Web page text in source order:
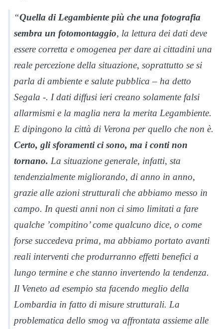
“Quella di Legambiente più che una fotografia
sembra un fotomontaggio, la lettura dei dati deve
essere corretta e omogenea per dare ai cittadini una
reale percezione della situazione, soprattutto se si
parla di ambiente e salute pubblica – ha detto
Segala -. I dati diffusi ieri creano solamente falsi
allarmismi e la maglia nera la merita Legambiente.
E dipingono la città di Verona per quello che non è.
Certo, gli sforamenti ci sono, ma i conti non
tornano. La situazione generale, infatti, sta
tendenzialmente migliorando, di anno in anno,
grazie alle azioni strutturali che abbiamo messo in
campo. In questi anni non ci simo limitati a fare
qualche ’compitino’ come qualcuno dice, o come
forse succedeva prima, ma abbiamo portato avanti
reali interventi che produrranno effetti benefici a
lungo termine e che stanno invertendo la tendenza.
Il Veneto ad esempio sta facendo meglio della
Lombardia in fatto di misure strutturali. La
problematica dello smog va affrontata assieme alle